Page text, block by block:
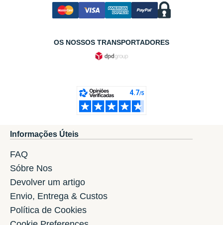
OS NOSSOS TRANSPORTADORES
Informações Úteis
FAQ
Sóbre Nos
Devolver um artigo
Envio, Entrega & Custos
Política de Cookies